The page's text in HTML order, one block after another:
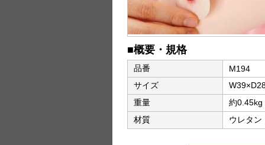
■概要・規格
品番
M194
サイズ
重量
約0.45kg
材質
ウレタン